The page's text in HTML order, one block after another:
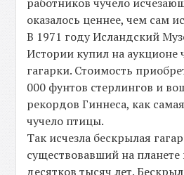
оказалось ценнее, чем сам
В 1971 году Исландский
Истории купил на аукционе
гагарки. Стоимость
000 фунтов стерлингов и
рекордов Гиннеса, как
чучело птицы.
Так исчезла бескрылая
существовавший на
десятков тысяч лет.